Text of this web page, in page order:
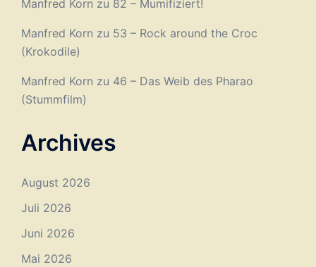
Manfred Korn zu 82 – Mumifiziert!
Manfred Korn zu 53 – Rock around the Croc
(Krokodile)
Manfred Korn zu 46 – Das Weib des Pharao
(Stummfilm)
Archives
August 2026
Juli 2026
Juni 2026
Mai 2026